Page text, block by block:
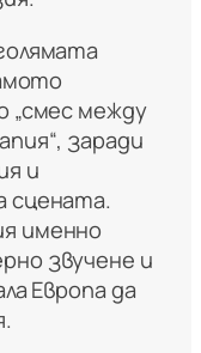
„смес между
заради
и
сцената.
именно
звучене и
Европа да